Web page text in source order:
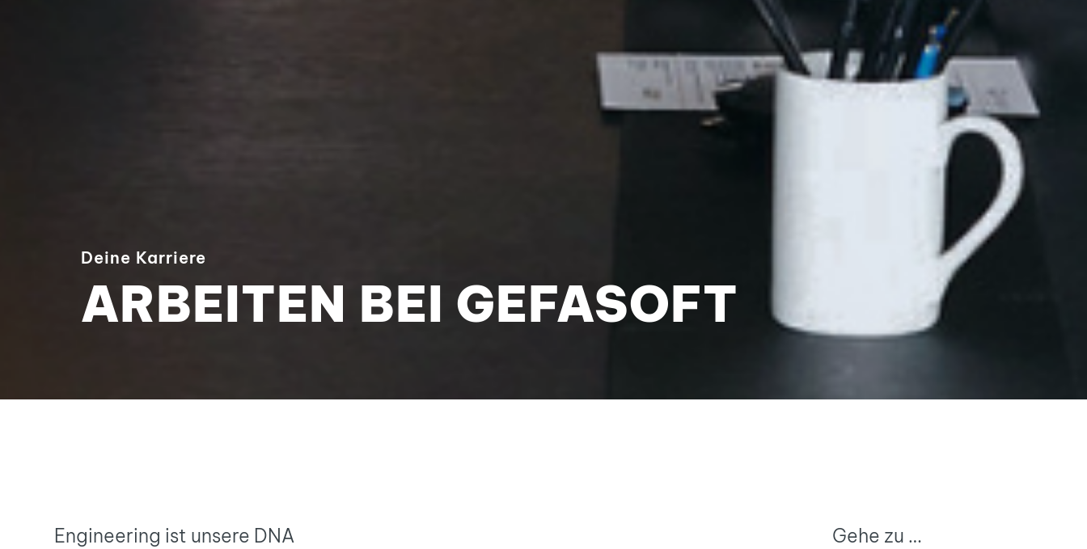
Deine Karriere
ARBEITEN BEI GEFASOFT
Engineering ist unsere DNA Gehe zu …